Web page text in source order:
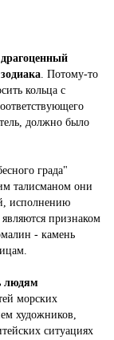
. Потому-то
кольца с
должно было
града"
талисманом они
исполнению
признаком
- камень
людям
морских
художников,
ситуациях